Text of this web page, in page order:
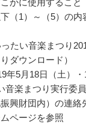
かに使用すること
（1）～（5）の内
ったい音楽まつり
ダウンロード）
年5月18日（土）・
音楽まつり実行委
振興財団内）の連絡
ページを参照